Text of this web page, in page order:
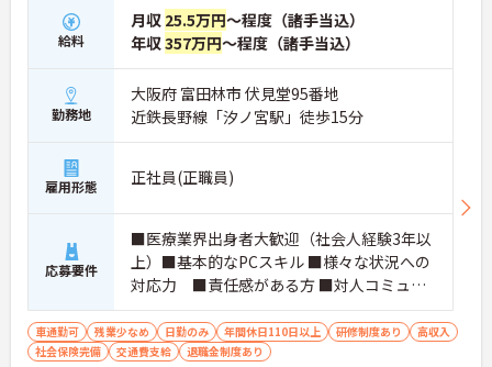
給料
月収 25.5万円～程度（諸手当込）
年収357万円～程度（諸手当込）
勤務地
大阪府 富田林市 伏見堂95番地
近鉄長野線「汐ノ宮駅」徒歩15分
雇用形態 正社員(正職員)
応募要件
■医療業界出身者大歓迎（社会人経験3年以
上）■基本的なPCスキル ■様々な状況への
対応力 ■責任感がある方 ■対人コミュニ
ケーションスキルがあり、間を取り持つこ
とが得意な方 ■人当たりが良く、周囲とう
まく協調しながら働ける方
車通勤可 残業少なめ 日勤のみ 年間休日110日以上 研修制度あり
高収入
社会保険完備
交通費支給 退職金制度あり